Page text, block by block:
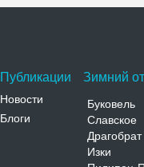
Публикации
Новости
Блоги
Зимний
Буковель
Славское
Драгобрат
Изки